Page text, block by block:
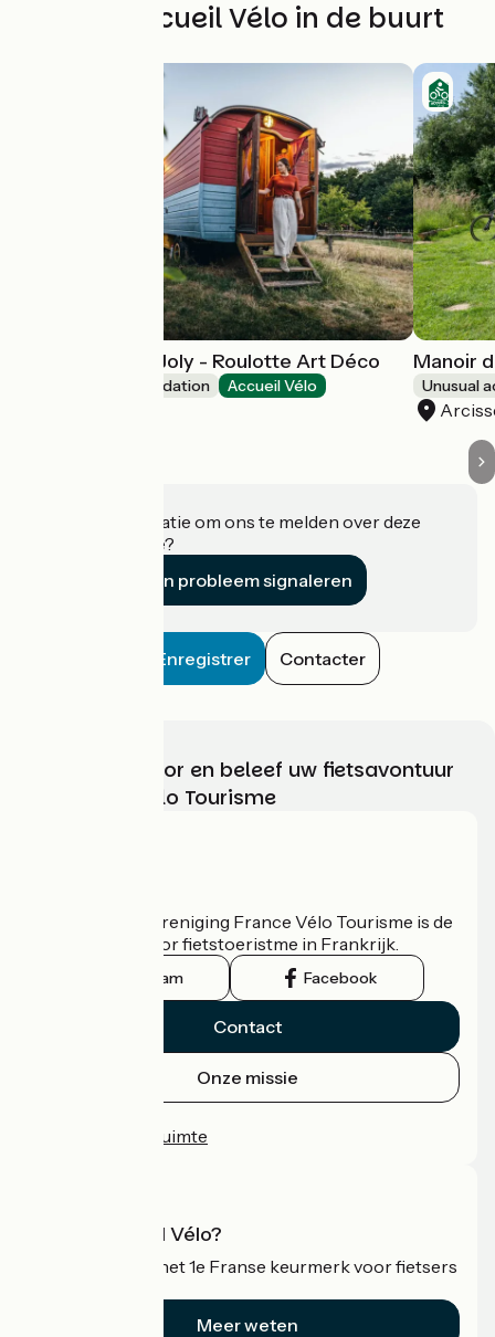
Andere Accueil Vélo in de buurt
Manoir du Bois Joly - Roulotte Art Déco
Unusual accommodation Accueil Vélo
Manoir
Unusual
Heeft u informatie om ons te melden over deze
accommodatie?
Een probleem signaleren
Enregistrer Contacter
Kies, bereid voor en beleef uw fietsavontuur
met France Vélo Tourisme
De nationale vereniging France Vélo Tourisme is de
officiële gids voor fietstoeristme in Frankrijk.
Instagram Facebook
Contact
Onze missie
Professionele ruimte
Wat is Accueil Vélo?
Accueil Vélo is het 1e Franse keurmerk voor fietsers
Meer weten